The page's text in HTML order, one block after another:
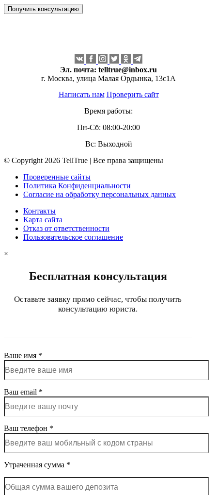
Эл. почта: telltrue@inbox.ru
г. Москва, улица Малая Ордынка, 13с1А
Написать нам Проверить сайт
Время работы:
Пн-Сб: 08:00-20:00
Вс: Выходной
© Copyright 2026 TellTrue | Все права защищены
Проверенные сайты
Политика Конфиденциальности
Согласие на обработку персональных данных
Контакты
Карта сайта
Отказ от ответственности
Пользовательское соглашение
×
Бесплатная консультация
Оставьте заявку прямо сейчас, чтобы получить
консультацию юриста.
Ваше имя *
Ваш email *
Ваш телефон *
Утраченная сумма *